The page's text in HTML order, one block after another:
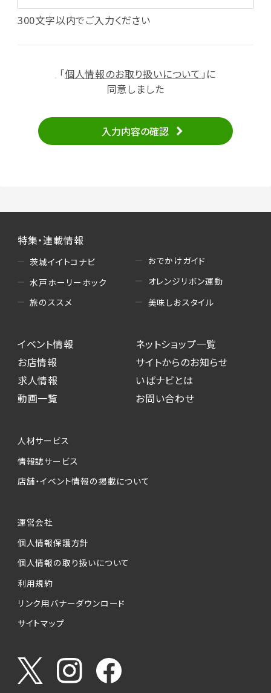
・投稿したクチコミ情報、写真の本サービスへの
・メールマガジン、お知らせ、広告等の配信
（2）ユーザーからのお問い合わせへの対応
せの内容確認、返答
・当サービスの品質改善
・読者プレゼント、アンケート等、当サービスが実
施するキャンペーンの抽選、当選者への連絡及
び発送 ・ユーザーの趣向や属性情報等の分析
（5）広告主への問い合わせ・応募等への対応
・本サービスを通じて求人広告に応募した際の
選考に関する連絡
・本サービスを通じて店舗への来店予約を登録
した際の内容確認、返答
本サービスが収集する個人情報は、ご本人の意
ービスの実施にあたりそれぞれ必要となる項目
を入力いただかない場合は、各々のサービスを
個人情報の第三者への提供について
当社は、以下の提供先に対して個人情報を提供
します。
(1)お客様が求人応募フォームより個人情報を
送信した事業主（広告主）への提供
お客様が求職活動・応募等を行った企業による
うやりとり・情報提供（採否・合否の検討を含み
ます）
300文字以内でご入力ください
「個人情報のお取り扱いについて 」に
同意しました
入力内容の確認
特集・連載情報
茨城イイトコナビ
水戸ホーリーホック
旅のススメ
おでかけガイド
オレンジリボン運動
美味しおスタイル
イベント情報
お店情報
求人情報
動画一覧
ネットショップ一覧
サイトからのお知らせ
いばナビとは
お問い合わせ
人材サービス
情報誌サービス
店舗・イベント情報の掲載について
運営会社
個人情報保護方針
個人情報の取り扱いについて
利用規約
リンク用バナーダウンロード
サイトマップ